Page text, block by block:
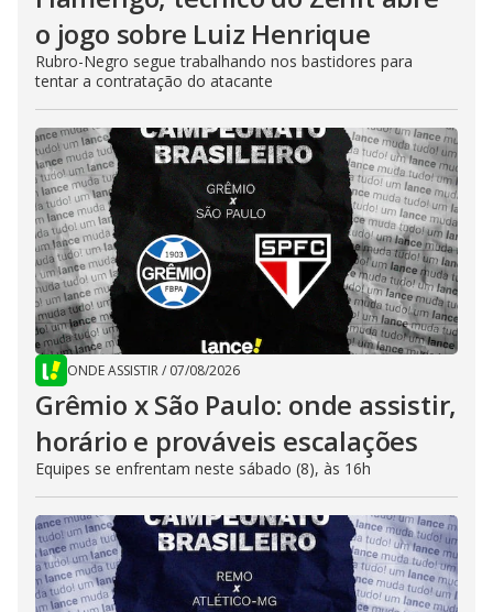
o jogo sobre Luiz Henrique
Rubro-Negro segue trabalhando nos bastidores para
tentar a contratação do atacante
ONDE ASSISTIR/ 07/08/2026
Grêmio x São Paulo: onde assistir,
horário e prováveis escalações
Equipes se enfrentam neste sábado (8), às 16h